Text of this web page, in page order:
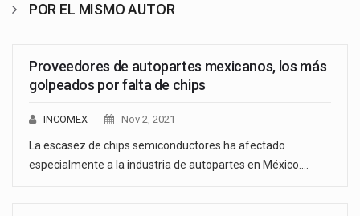
POR EL MISMO AUTOR
Proveedores de autopartes mexicanos, los más
golpeados por falta de chips
INCOMEX Nov 2, 2021
La escasez de chips semiconductores ha afectado
especialmente a la industria de autopartes en México.…